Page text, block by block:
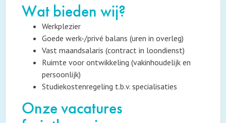
Wat bieden wij?
Werkplezier
Goede werk-/privé balans (uren in overleg)
Vast maandsalaris (contract in loondienst)
Ruimte voor ontwikkeling (vakinhoudelijk en
persoonlijk)
Studiekostenregeling t.b.v. specialisaties
Onze vacatures